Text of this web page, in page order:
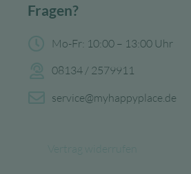
Fragen?
Mo-Fr: 10:00 – 13:00 Uhr
08134 / 2579911
service@myhappyplace.de